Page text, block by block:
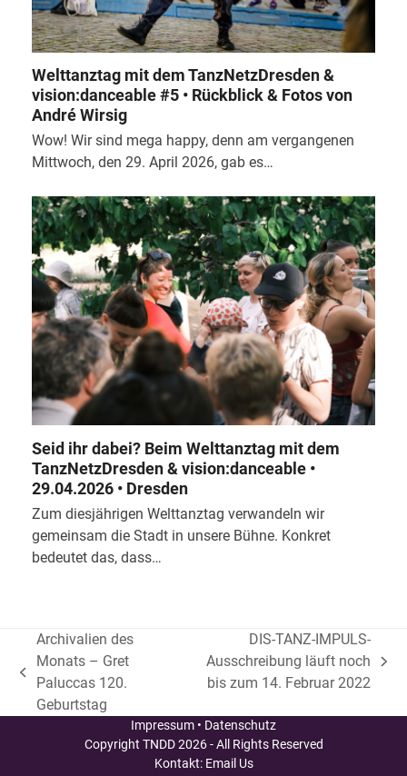
Welttanztag mit dem TanzNetzDresden &
vision:danceable #5 • Rückblick & Fotos von
André Wirsig
Wow! Wir sind mega happy, denn am vergangenen
Mittwoch, den 29. April 2026, gab es…
Seid ihr dabei? Beim Welttanztag mit dem
TanzNetzDresden & vision:danceable •
29.04.2026 • Dresden
Zum diesjährigen Welttanztag verwandeln wir
gemeinsam die Stadt in unsere Bühne. Konkret
bedeutet das, dass…
vorheriger
Beitrag:
Archivalien des
Monats – Gret
Paluccas 120.
Geburtstag
Nächster
Beitrag:
DIS-TANZ-IMPULS-
Ausschreibung läuft noch
bis zum 14. Februar 2022
Impressum • Datenschutz
Copyright TNDD2026 - All Rights Reserved
Kontakt: Email Us